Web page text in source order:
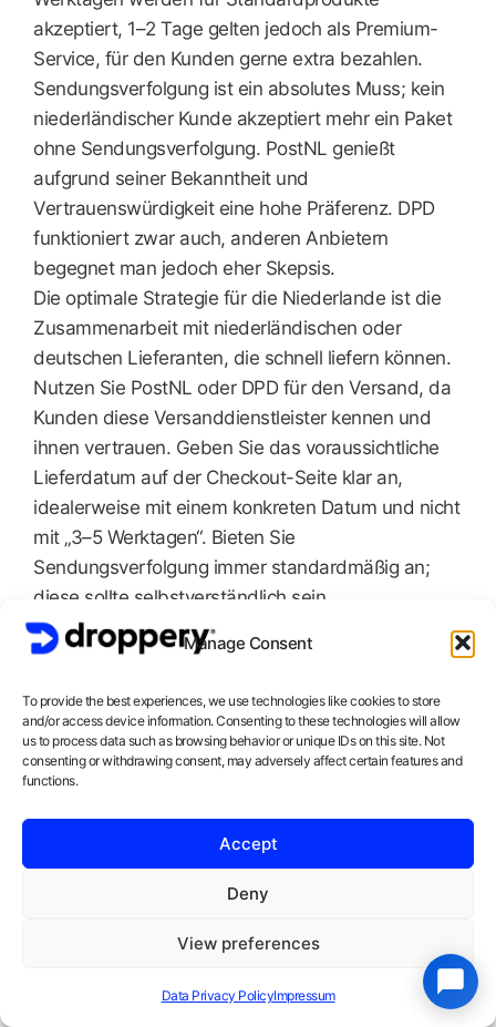
Manage Consent
To provide the best experiences, we use technologies like cookies to store
and/or access device information. Consenting to these technologies will allow
us to process data such as browsing behavior or unique IDs on this site. Not
consenting or withdrawing consent, may adversely affect certain features and
functions.
Accept
Deny
View preferences
Data Privacy PolicyImpressum
akzeptiert, 1–2 Tage gelten jedoch als Premium-
Service, für den Kunden gerne extra bezahlen.
Sendungsverfolgung ist ein absolutes Muss; kein
niederländischer Kunde akzeptiert mehr ein Paket
ohne Sendungsverfolgung. PostNL genießt
aufgrund seiner Bekanntheit und
Vertrauenswürdigkeit eine hohe Präferenz. DPD
funktioniert zwar auch, anderen Anbietern
begegnet man jedoch eher Skepsis.
Die optimale Strategie für die Niederlande ist die
Zusammenarbeit mit niederländischen oder
deutschen Lieferanten, die schnell liefern können.
Nutzen Sie PostNL oder DPD für den Versand, da
Kunden diese Versanddienstleister kennen und
ihnen vertrauen. Geben Sie das voraussichtliche
Lieferdatum auf der Checkout-Seite klar an,
idealerweise mit einem konkreten Datum und nicht
mit „3–5 Werktagen“. Bieten Sie
Sendungsverfolgung immer standardmäßig an;
diese sollte selbstverständlich sein.
Folgende Kostenstruktur hat sich bewährt:
Kostenloser Versand ab 35 €, wobei die Kosten im
Lieferung am nächsten Tag wünschen, bieten wir
eine Expressversandoption für zusätzliche 7,95 €
an. Der Standardversand unterhalb des
ausreicht, um die Grenze für kostenlosen Versand
zu überschreiten.
Belgien: Das zweigleisige Land
Unterschiede gibt. In Flandern erwartet man
während es in Wallonien etwas entspannter zugeht